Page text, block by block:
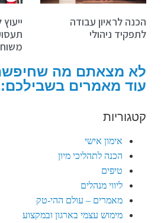
הכנה לראיון עבודה
לתפקיד ניהולי
לא מצאתם מה
עוד מאמרים בשבילכם:
קטגוריות
אימון אישי
הכנה לתהליכי מיון
טיפים
ליווי מנהלים
מאמרים – עולם ההי-טק
מימוש עצמי בארגון ובמקצוע